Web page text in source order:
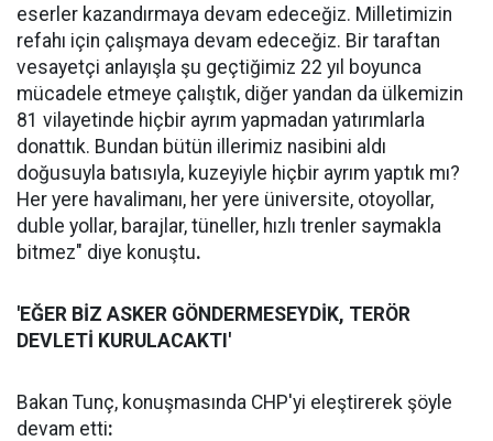
eserler kazandırmaya devam edeceğiz. Milletimizin
refahı için çalışmaya devam edeceğiz. Bir taraftan
vesayetçi anlayışla şu geçtiğimiz 22 yıl boyunca
mücadele etmeye çalıştık, diğer yandan da ülkemizin
81 vilayetinde hiçbir ayrım yapmadan yatırımlarla
donattık. Bundan bütün illerimiz nasibini aldı
doğusuyla batısıyla, kuzeyiyle hiçbir ayrım yaptık mı?
Her yere havalimanı, her yere üniversite, otoyollar,
duble yollar, barajlar, tüneller, hızlı trenler saymakla
bitmez" diye konuştu.
'EĞER BİZ ASKER GÖNDERMESEYDİK, TERÖR
DEVLETİ KURULACAKTI'
Bakan Tunç, konuşmasında CHP'yi eleştirerek şöyle
devam etti: